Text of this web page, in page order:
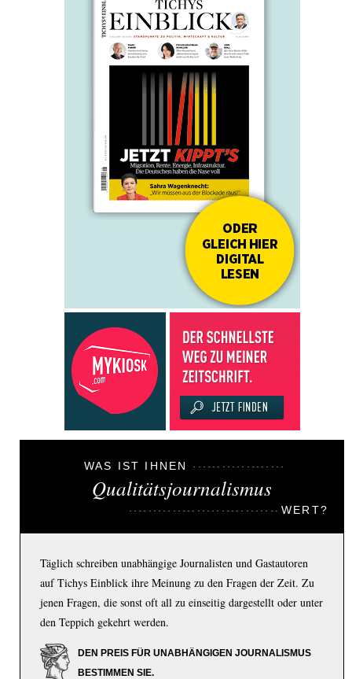
WAS IST IHNEN
Qualitätsjournalismus
WERT?
Täglich schreiben unabhängige Journalisten und Gastautoren
auf Tichys Einblick ihre Meinung zu den Fragen der Zeit. Zu
jenen Fragen, die sonst oft all zu einseitig dargestellt oder unter
den Teppich gekehrt werden.
DEN PREIS FÜR UNABHÄNGIGEN JOURNALISMUS
BESTIMMEN SIE.